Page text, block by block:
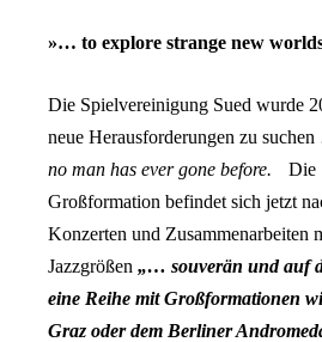
»… to explore strange new
Die Spielvereinigung Sued wurde
neue Herausforderungen zu
no man has ever gone before. Die
Großformation befindet sich jetzt
Konzerten und Zusammenarbeiten
Jazzgrößen „… souverän und auf
eine Reihe mit Großformationen
Graz oder dem Berliner